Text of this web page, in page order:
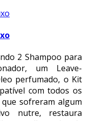
2 Shampoo para
um Leave-
perfumado, o Kit
com todos os
sofreram algum
nutre, restaura